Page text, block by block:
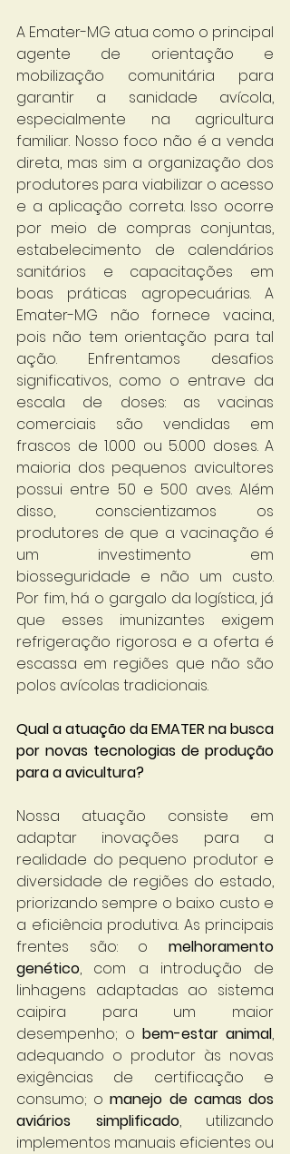
A Emater-MG atua como o principal
agente de orientação e
mobilização comunitária para
garantir a sanidade avícola,
especialmente na agricultura
familiar. Nosso foco não é a venda
direta, mas sim a organização dos
produtores para viabilizar o acesso
e a aplicação correta. Isso ocorre
por meio de compras conjuntas,
estabelecimento de calendários
sanitários e capacitações em
boas práticas agropecuárias. A
Emater-MG não fornece vacina,
pois não tem orientação para tal
ação. Enfrentamos desafios
significativos, como o entrave da
escala de doses: as vacinas
comerciais são vendidas em
frascos de 1.000 ou 5.000 doses. A
maioria dos pequenos avicultores
possui entre 50 e 500 aves. Além
disso, conscientizamos os
produtores de que a vacinação é
um investimento em
biosseguridade e não um custo.
Por fim, há o gargalo da logística, já
que esses imunizantes exigem
refrigeração rigorosa e a oferta é
escassa em regiões que não são
polos avícolas tradicionais.
Qual a atuação da EMATER na busca
por novas tecnologias de produção
para a avicultura?
Nossa atuação consiste em
adaptar inovações para a
realidade do pequeno produtor e
diversidade de regiões do estado,
priorizando sempre o baixo custo e
a eficiência produtiva. As principais
frentes são: o melhoramento
genético, com a introdução de
linhagens adaptadas ao sistema
caipira para um maior
desempenho; o bem-estar animal,
adequando o produtor às novas
exigências de certificação e
consumo; o manejo de camas dos
aviários simplificado, utilizando
implementos manuais eficientes ou